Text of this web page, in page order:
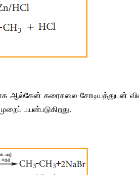
ஆல்கேன் கரைசலை சோடியத்துடன்
பயன்படுகிறது.